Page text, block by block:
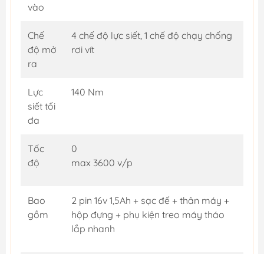
vào
Chế
độ mở
ra
4 chế độ lực siết, 1 chế độ chạy chống
rơi vít
Lực
siết tối
đa
140 Nm
Tốc
độ
0
max 3600 v/p
Bao
gồm
2 pin 16v 1,5Ah + sạc đế + thân máy +
hộp đựng + phụ kiện treo máy tháo
lắp nhanh